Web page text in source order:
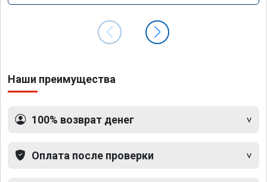
Наши преимущества
100% возврат денег
Оплата после проверки